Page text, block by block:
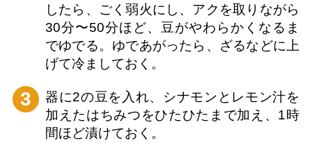
したら、ごく弱火にし、アクを取りながら
30分〜50分ほど、豆がやわらかくなるま
でゆでる。ゆであがったら、ざるなどに上
げて冷ましておく。
3
器に2の豆を入れ、シナモンとレモン汁を
加えたはちみつをひたひたまで加え、1時
間ほど漬けておく。